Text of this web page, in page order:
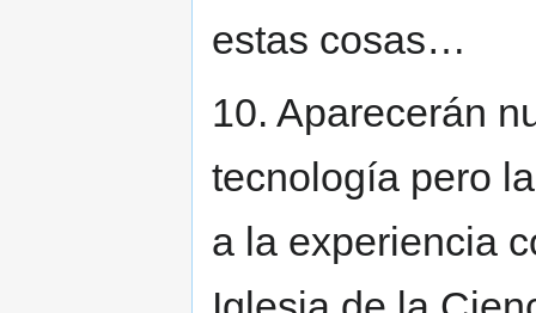
estas cosas…
10. Aparecerán
tecnología pero
a la experiencia